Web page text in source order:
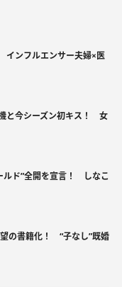
ンフルエンサー夫婦×医
と今シーズン初キス！ 女
ルド”全開を宣言！ しなこ
の書籍化！ “子なし”既婚